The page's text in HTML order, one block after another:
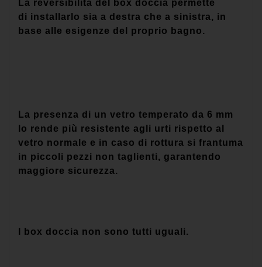
La reversibilità del box doccia permette
di installarlo sia a destra che a sinistra, in
base alle esigenze del proprio bagno.
La presenza di un vetro temperato da 6 mm
lo rende più resistente agli urti rispetto al
vetro normale e in caso di rottura si frantuma
in piccoli pezzi non taglienti, garantendo
maggiore sicurezza.
I box doccia non sono tutti uguali.